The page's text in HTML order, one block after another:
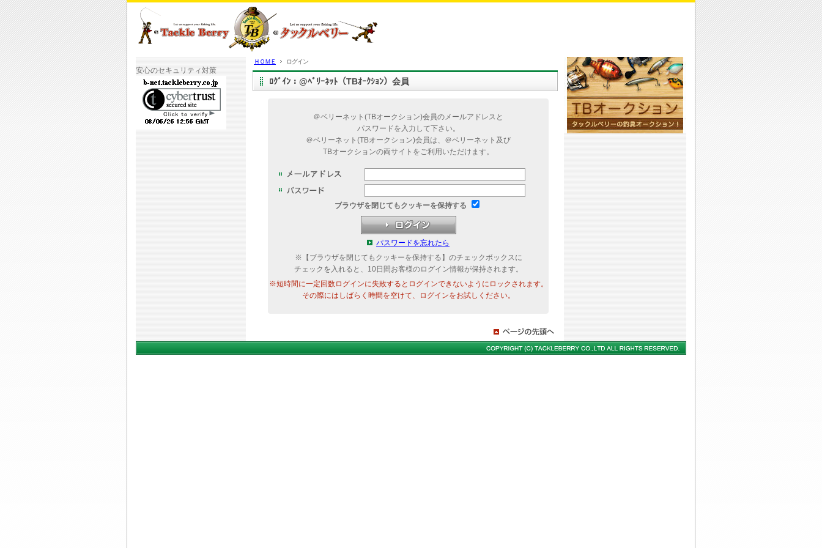
ＨＯＭＥ ログイン
ﾛｸﾞｲﾝ：@ﾍﾞﾘｰﾈｯﾄ（TBｵｰｸｼｮﾝ）会員
＠ベリーネット(TBオークション)会員のメールアドレスと
パスワードを入力して下さい。
＠ベリーネット(TBオークション)会員は、＠ベリーネット及び
TBオークションの両サイトをご利用いただけます。
パスワードを忘れたら
※【ブラウザを閉じてもクッキーを保持する】のチェックボックスに
チェックを入れると、10日間お客様のログイン情報が保持されます。
※短時間に一定回数ログインに失敗するとログインできないようにロックされます。
その際にはしばらく時間を空けて、ログインをお試しください。
ブラウザを閉じてもクッキーを保持する
安心のセキュリティ対策